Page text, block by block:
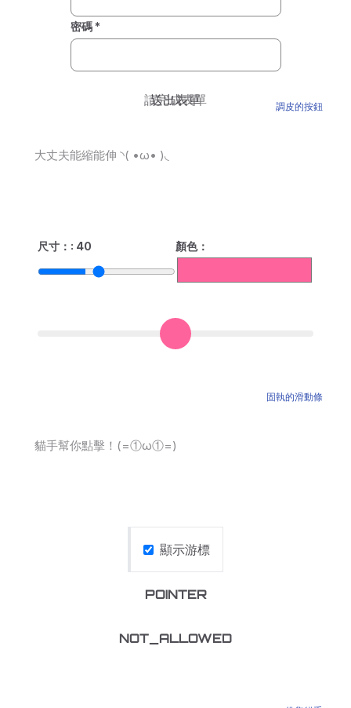
密碼 *
請完成表單
送出表單 調皮的按鈕
大丈夫能縮能伸 ◝( •ω• )◟
尺寸：: 40 顏色：
固執的滑動條
貓手幫你點擊！(=①ω①=)
顯示游標
POINTER
NOT_ALLOWED